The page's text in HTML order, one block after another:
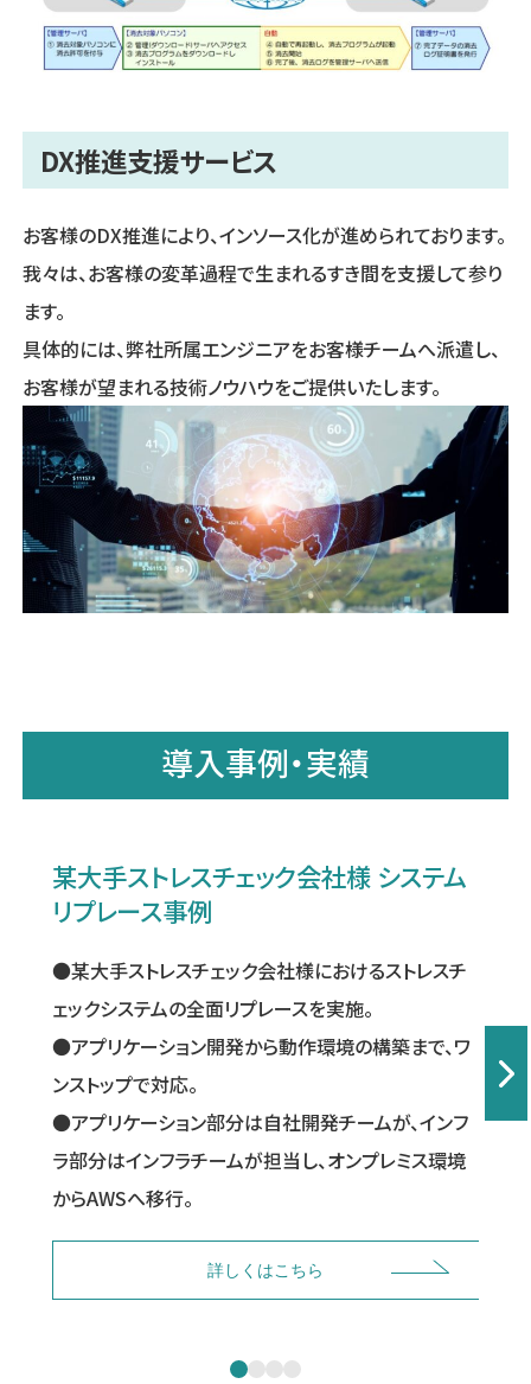
DX推進支援サービス
お客様のDX推進により、インソース化が進められております。
我々は、お客様の変革過程で生まれるすき間を支援して参り
ます。
具体的には、弊社所属エンジニアをお客様チームへ派遣し、
お客様が望まれる技術ノウハウをご提供いたします。
導入事例・実績
某大手ストレスチェック会社様 システム
リプレース事例
●某大手ストレスチェック会社様におけるストレスチ
ェックシステムの全面リプレースを実施。
●アプリケーション開発から動作環境の構築まで、ワ
ンストップで対応。
●アプリケーション部分は自社開発チームが、インフ
ラ部分はインフラチームが担当し、オンプレミス環境
からAWSへ移行。
詳しくはこちら
●